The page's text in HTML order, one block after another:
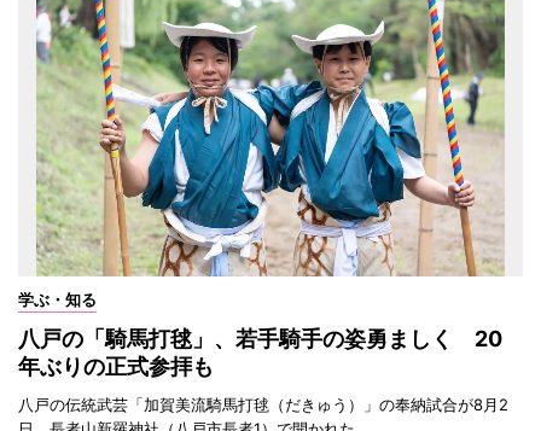
学ぶ・知る
八戸の「騎馬打毬」、若手騎手の姿勇ましく 20
年ぶりの正式参拝も
八戸の伝統武芸「加賀美流騎馬打毬（だきゅう）」の奉納試合が8月2